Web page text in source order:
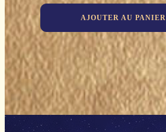
AJOUTER AU PANIER